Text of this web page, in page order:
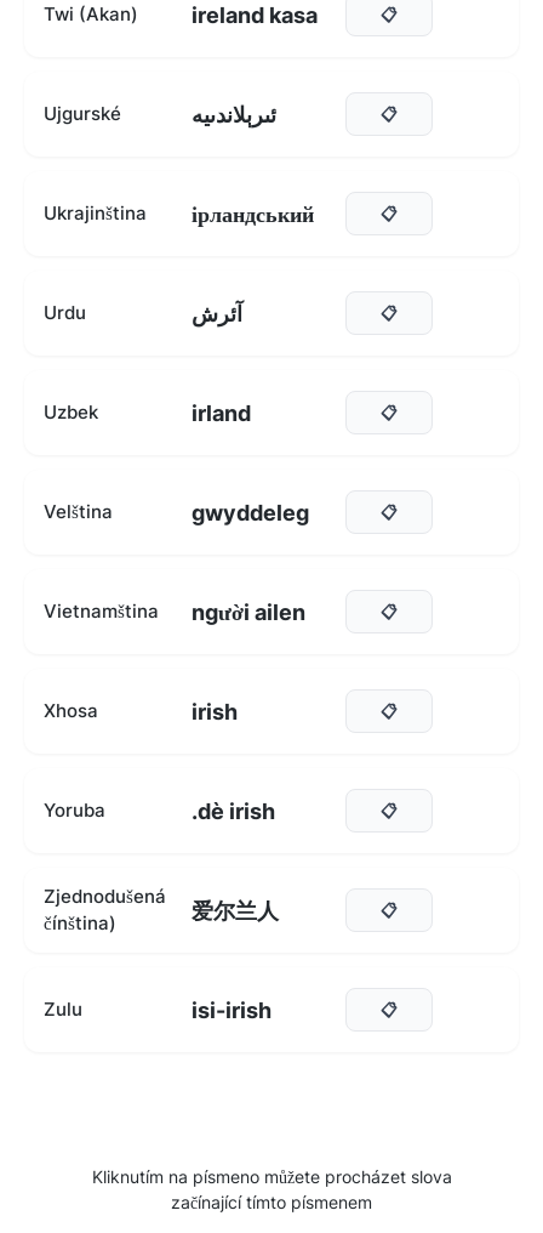
Twi (Akan) ireland kasa 📋
Ujgurské ئىرېلاندىيە 📋
Ukrajinština ірландський 📋
Urdu آئرش 📋
Uzbek irland 📋
Velština gwyddeleg 📋
Vietnamština người ailen 📋
Xhosa irish 📋
Yoruba .dè irish 📋
Zjednodušená
čínština)
爱尔兰人 📋
Zulu isi-irish 📋
Kliknutím na písmeno můžete procházet slova
začínající tímto písmenem